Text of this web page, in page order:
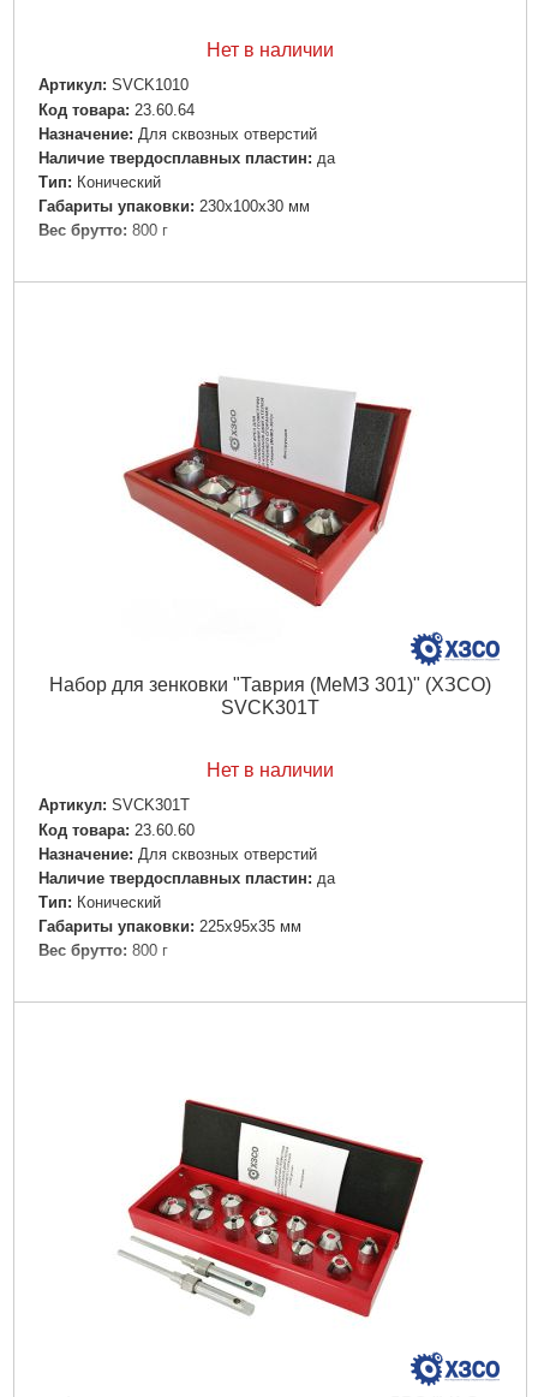
Нет в наличии
Артикул: SVCK1010
Код товара: 23.60.64
Назначение: Для сквозных отверстий
Наличие твердосплавных пластин: да
Тип: Конический
Габариты упаковки: 230x100x30 мм
Вес брутто: 800 г
Подробнее...
Набор для зенковки "Таврия (МеМЗ 301)" (ХЗСО)
SVCK301T
Нет в наличии
Артикул: SVCK301T
Код товара: 23.60.60
Назначение: Для сквозных отверстий
Наличие твердосплавных пластин: да
Тип: Конический
Габариты упаковки: 225x95x35 мм
Вес брутто: 800 г
Подробнее...